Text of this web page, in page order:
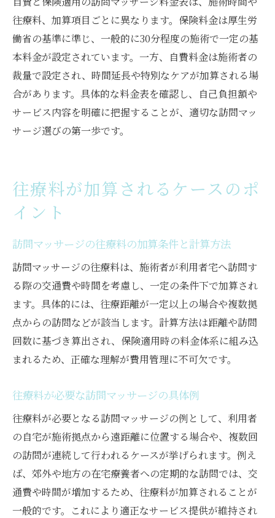
往療料、加算項目ごとに異なります。保険料金は厚生労
働省の基準に準じ、一般的に30分程度の施術で一定の基
本料金が設定されています。一方、自費料金は施術者の
裁量で設定され、時間延長や特別なケアが加算される場
合があります。具体的な料金表を確認し、自己負担額や
サービス内容を明確に把握することが、適切な訪問マッ
サージ選びの第一歩です。
往療料が加算されるケースのポ
イント
訪問マッサージの往療料の加算条件と計算方法
訪問マッサージの往療料は、施術者が利用者宅へ訪問す
る際の交通費や時間を考慮し、一定の条件下で加算され
ます。具体的には、往療距離が一定以上の場合や複数拠
点からの訪問などが該当します。計算方法は距離や訪問
回数に基づき算出され、保険適用時の料金体系に組み込
まれるため、正確な理解が費用管理に不可欠です。
往療料が必要な訪問マッサージの具体例
往療料が必要となる訪問マッサージの例として、利用者
の自宅が施術拠点から遠距離に位置する場合や、複数回
の訪問が連続して行われるケースが挙げられます。例え
ば、郊外や地方の在宅療養者への定期的な訪問では、交
通費や時間が増加するため、往療料が加算されることが
一般的です。これにより適正なサービス提供が維持され